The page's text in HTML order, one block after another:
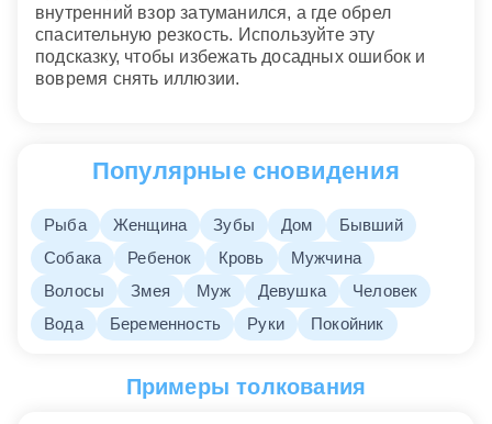
внутренний взор затуманился, а где обрел
спасительную резкость. Используйте эту
подсказку, чтобы избежать досадных ошибок и
вовремя снять иллюзии.
Популярные сновидения
Рыба Женщина Зубы Дом
Бывший
Собака
Ребенок Кровь
Мужчина
Волосы
Змея Муж Девушка
Человек
Вода
Беременность Руки Покойник
Примеры толкования